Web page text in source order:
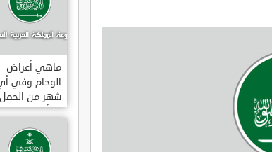
ماهي أعراض
الوحام وفي
شهر من الحمل
يبدأ